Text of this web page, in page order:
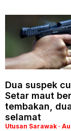
Dua suspek
Setar maut
tembakan,
selamat
Utusan Sarawak